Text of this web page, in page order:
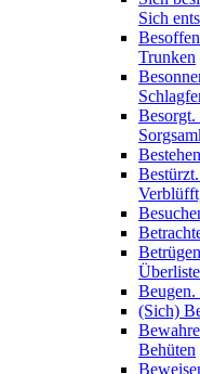
Sich
Trunken
Besorgt.
Beugen.
(Sich)
Behüten